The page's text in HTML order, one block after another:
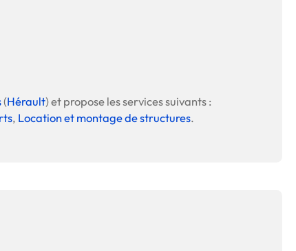
(Hérault) et propose les services suivants :
, Location et montage de structures.